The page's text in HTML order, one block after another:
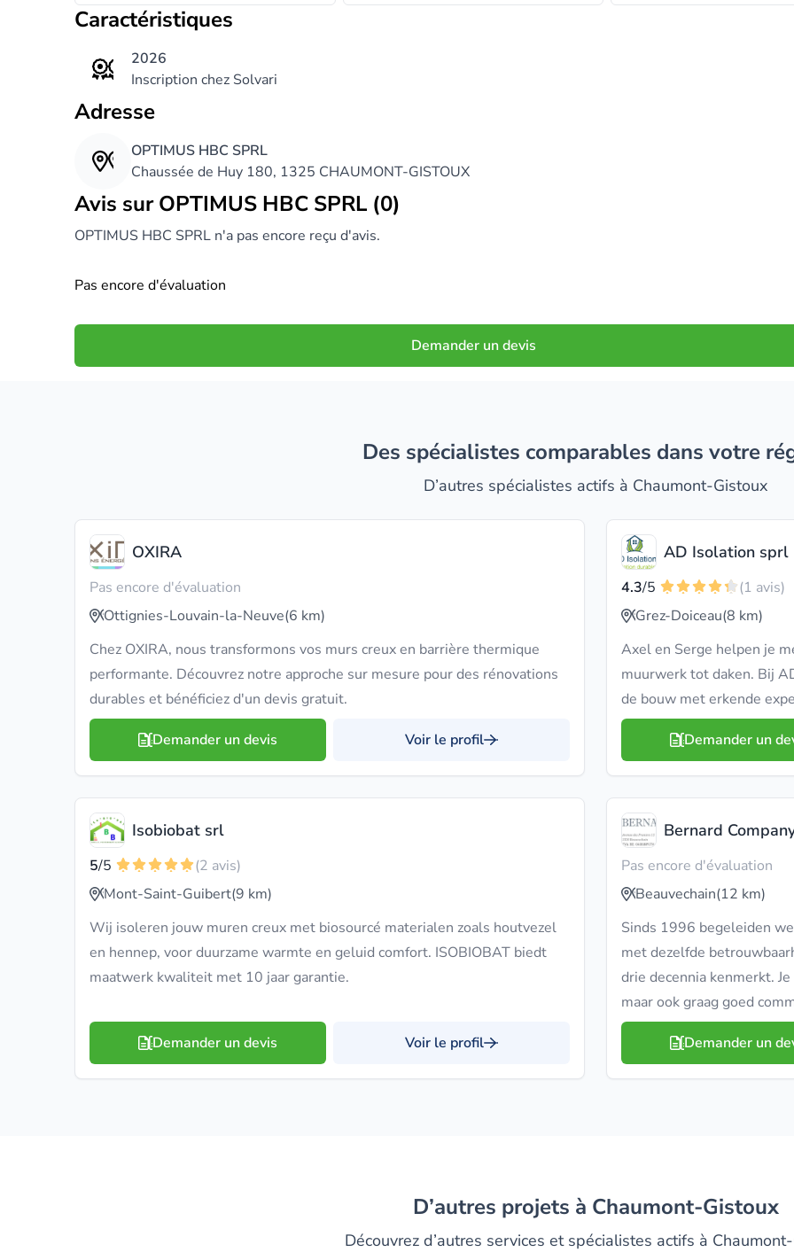
Caractéristiques
2026
Inscription chez Solvari
Adresse
OPTIMUS HBC SPRL
Chaussée de Huy 180, 1325 CHAUMONT-GISTOUX
Avis sur OPTIMUS HBC SPRL (0)
OPTIMUS HBC SPRL n'a pas encore reçu d'avis.
Pas encore d'évaluation
Demander un devis
Des spécialistes comparables dans votre
D’autres spécialistes actifs à Chaumont-Gistoux
OXIRA
Pas encore d'évaluation
Ottignies-Louvain-la-Neuve(6 km)
Chez OXIRA, nous transformons vos murs creux en barrière thermique
performante. Découvrez notre approche sur mesure pour des rénovations
durables et bénéficiez d'un devis gratuit.
Demander un devis Voir le profil
AD Isolation sprl
4.3/5
(1 avis)
Grez-Doiceau(8 km)
Axel en Serge helpen je
muurwerk tot daken. Bij
de bouw met erkende
Demander un
Isobiobat srl
5/5
(2 avis)
Mont-Saint-Guibert(9 km)
Wij isoleren jouw muren creux met biosourcé materialen zoals houtvezel
en hennep, voor duurzame warmte en geluid comfort. ISOBIOBAT biedt
maatwerk kwaliteit met 10 jaar garantie.
Demander un devis Voir le profil
Bernard
Pas encore d'évaluation
Beauvechain(12 km)
Sinds 1996 begeleiden
met dezelfde
drie decennia kenmerkt.
maar ook graag goed
Demander un
D’autres projets à Chaumont-Gistoux
Découvrez d’autres services et spécialistes actifs à